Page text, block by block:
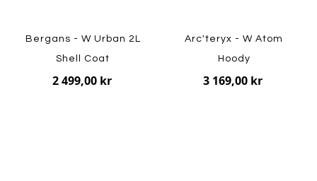
Bergans - W Urban 2L
Shell Coat
2 499,00 kr
Arc'teryx - W Atom
Hoody
3 169,00 kr